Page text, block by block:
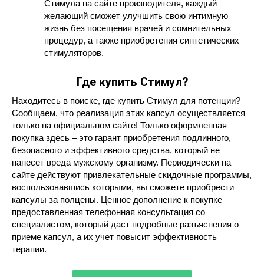
Стимула на сайте производителя, каждый
желающий сможет улучшить свою интимную
жизнь без посещения врачей и сомнительных
процедур, а также приобретения синтетических
стимуляторов.
Где купить Стимул?
Находитесь в поиске, где купить Стимул для потенции?
Сообщаем, что реализация этих капсул осуществляется
только на официальном сайте! Только оформленная
покупка здесь – это гарант приобретения подлинного,
безопасного и эффективного средства, который не
нанесет вреда мужскому организму. Периодически на
сайте действуют привлекательные скидочные программы,
воспользовавшись которыми, вы сможете приобрести
капсулы за полцены. Ценное дополнение к покупке –
предоставленная телефонная консультация со
специалистом, который даст подробные разъяснения о
приеме капсул, а их учет повысит эффективность
терапии.